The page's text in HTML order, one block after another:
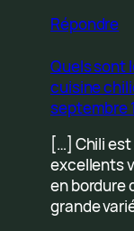
Répondre
Quels sont
cuisine
septembre
[…] Chili
excellents
en bordure
grande